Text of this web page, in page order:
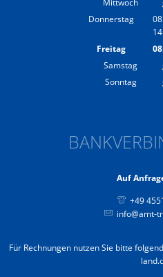
Mittwoch
Donnerstag
Freitag
Samstag
Sonntag
Auf
+49
info@amt-
Für Rechnungen nutzen Sie bitte